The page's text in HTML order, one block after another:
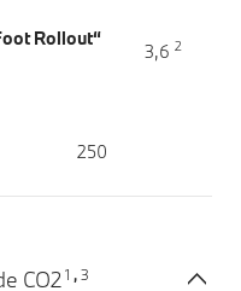
Rollout“
3,6 2
250
CO21 , 3